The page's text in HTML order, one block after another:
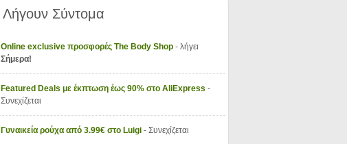
Λήγουν Σύντομα
Online exclusive προσφορές The Body Shop - λήγει
Σήμερα!
Featured Deals με έκπτωση έως 90% στο AliExpress -
Συνεχίζεται
Γυναικεία ρούχα από 3.99€ στο Luigi - Συνεχίζεται